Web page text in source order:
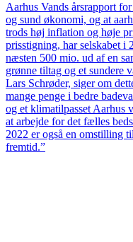
Aarhus Vands årsrapport
og sund økonomi, og at
trods høj inflation og høje
prisstigning, har selskabet i
næsten 500 mio. ud af en
grønne tiltag og et sundere
Lars Schrøder, siger om
mange penge i bedre
og et klimatilpasset Aarhus
at arbejde for det fælles
2022 er også en omstilling
fremtid.”